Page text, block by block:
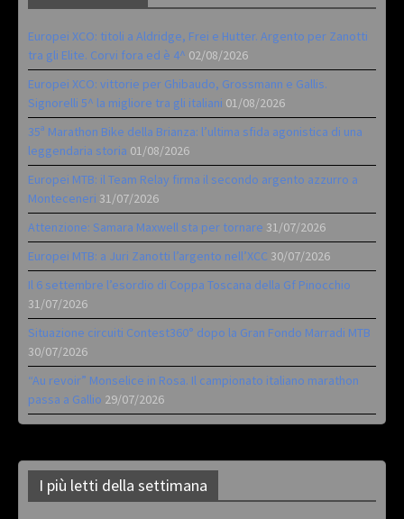
Europei XCO: titoli a Aldridge, Frei e Hutter. Argento per Zanotti
tra gli Elite. Corvi fora ed è 4^ 02/08/2026
Europei XCO: vittorie per Ghibaudo, Grossmann e Gallis.
Signorelli 5^ la migliore tra gli italiani 01/08/2026
35ª Marathon Bike della Brianza: l’ultima sfida agonistica di una
leggendaria storia 01/08/2026
Europei MTB: il Team Relay firma il secondo argento azzurro a
Monteceneri 31/07/2026
Attenzione: Samara Maxwell sta per tornare 31/07/2026
Europei MTB: a Juri Zanotti l’argento nell’XCC 30/07/2026
Il 6 settembre l’esordio di Coppa Toscana della Gf Pinocchio
31/07/2026
Situazione circuiti Contest360° dopo la Gran Fondo Marradi MTB
30/07/2026
“Au revoir” Monselice in Rosa. Il campionato italiano marathon
passa a Gallio 29/07/2026
I più letti della settimana